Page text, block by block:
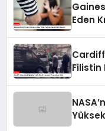
Eden
Filistin